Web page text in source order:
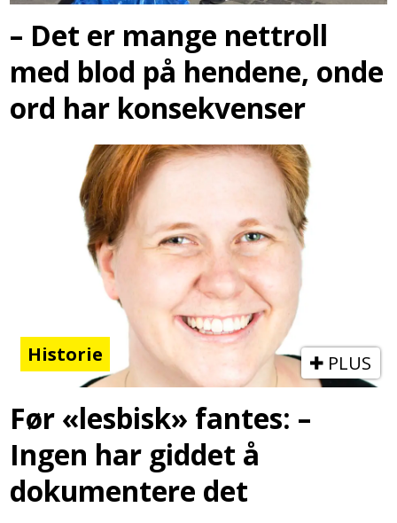
– Det er mange nettroll
med blod på hendene, onde
ord har konsekvenser
Historie PLUS
Før «lesbisk» fantes: –
Ingen har giddet å
dokumentere det